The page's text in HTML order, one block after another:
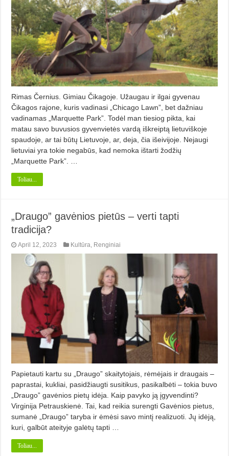
Rimas Černius. Gimiau Čikagoje. Užaugau ir ilgai gyvenau
Čikagos rajone, kuris vadina­si „Chicago Lawn”, bet dažniau
vadinamas „Marquette Park”. Todėl man tiesiog pikta, kai
matau savo buvusios gyvenvietės vardą iškreiptą lietuviško­je
spaudoje, ar tai būtų Lietuvoje, ar, de­ja, čia išeivijoje. Nejaugi
lietuviai yra tokie negabūs, kad nemoka ištarti žodžių
„Marquette Park”. …
Toliau...
„Draugo” gavėnios pietūs – verti tapti
tradicija?
April 12, 2023 Kultūra, Renginiai
Papietauti kartu su „Draugo” skaitytojais, rėmėjais ir draugais –
paprastai, kukliai, pasidžiaugti susitikus, pasikalbėti – tokia buvo
„Draugo” gavėnios pietų idėja. Kaip pavyko ją įgyvendinti?
Virginija Petrauskienė. Tai, kad reikia surengti Gavėnios pietus,
sumanė „Draugo” taryba ir ėmėsi savo mintį realizuoti. Jų idėją,
kuri, galbūt ateityje galėtų tapti …
Toliau...